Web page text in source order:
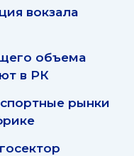
вокзала
объема
в РК
рынки